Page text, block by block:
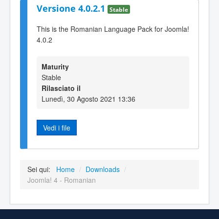
Versione 4.0.2.1 Stable
This is the Romanian Language Pack for Joomla!
4.0.2
Maturity
Stable
Rilasciato il
Lunedì, 30 Agosto 2021 13:36
Vedi i file
Sei qui: Home / Downloads /
Joomla! 4 - Romanian